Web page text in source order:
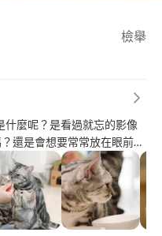
檢舉
麼呢？是看過就忘的影像
還是會想要常常放在眼前，
言，每一次拍攝都是珍貴的